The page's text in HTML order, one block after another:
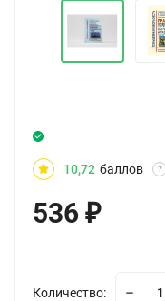
10,72 баллов ?
536 ₽
Количество: